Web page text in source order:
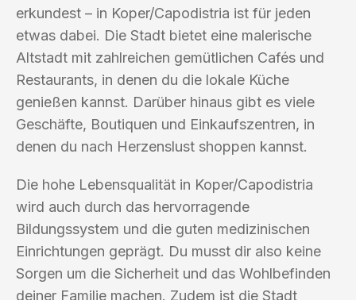
erkundest – in Koper/Capodistria ist für jeden
etwas dabei. Die Stadt bietet eine malerische
Altstadt mit zahlreichen gemütlichen Cafés und
Restaurants, in denen du die lokale Küche
genießen kannst. Darüber hinaus gibt es viele
Geschäfte, Boutiquen und Einkaufszentren, in
denen du nach Herzenslust shoppen kannst.
Die hohe Lebensqualität in Koper/Capodistria
wird auch durch das hervorragende
Bildungssystem und die guten medizinischen
Einrichtungen geprägt. Du musst dir also keine
Sorgen um die Sicherheit und das Wohlbefinden
deiner Familie machen. Zudem ist die Stadt